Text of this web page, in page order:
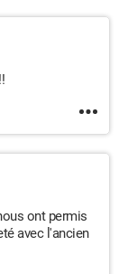
ont permis
avec l'ancien